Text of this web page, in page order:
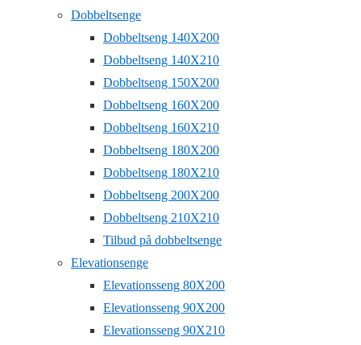
Dobbeltsenge
Dobbeltseng 140X200
Dobbeltseng 140X210
Dobbeltseng 150X200
Dobbeltseng 160X200
Dobbeltseng 160X210
Dobbeltseng 180X200
Dobbeltseng 180X210
Dobbeltseng 200X200
Dobbeltseng 210X210
Tilbud på dobbeltsenge
Elevationsenge
Elevationsseng 80X200
Elevationsseng 90X200
Elevationsseng 90X210